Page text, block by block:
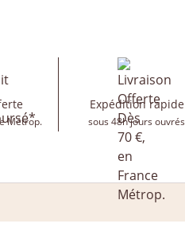
Métrop.
Expédition rapide
sous 48h jours ouvrés